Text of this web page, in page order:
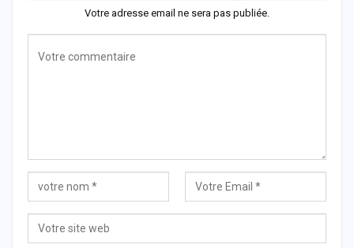
Votre adresse email ne sera pas publiée.